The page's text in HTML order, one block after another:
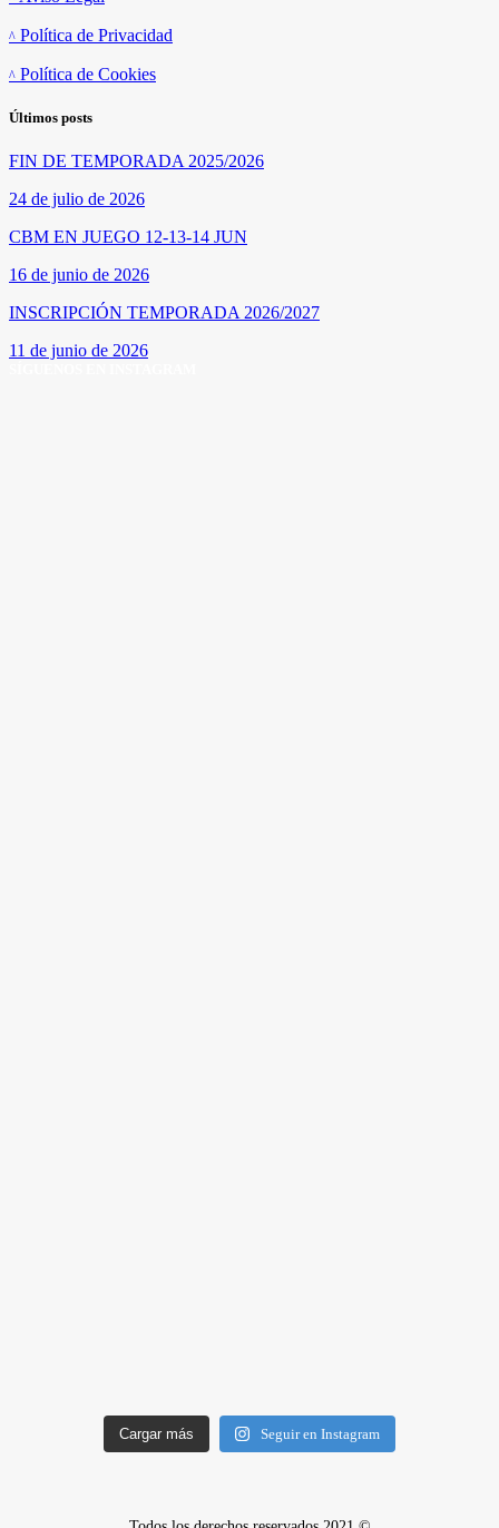
Política de Privacidad
Política de Cookies
Últimos posts
FIN DE TEMPORADA 2025/2026
24 de julio de 2026
CBM EN JUEGO 12-13-14 JUN
16 de junio de 2026
INSCRIPCIÓN TEMPORADA 2026/2027
11 de junio de 2026
Cargar más Seguir en Instagram